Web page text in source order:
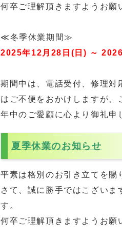
何卒ご理解頂きますようお願
≪冬季休業期間≫
2025年12月28日(日) ～ 2026
期間中は、電話受付、修理対
はご不便をおかけしますが、
年中のご愛顧に心より御礼申
夏季休業のお知らせ
平素は格別のお引き立てを賜
さて、誠に勝手ではこざいま
す。
何卒ご理解頂きますようお願